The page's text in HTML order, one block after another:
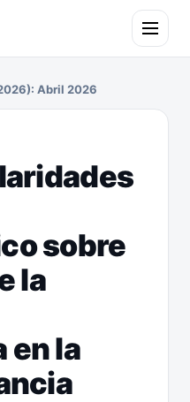
Abril 2026
sobre
la
en la